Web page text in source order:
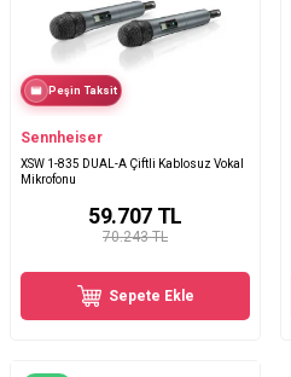
Peşin Taksit
Sennheiser
XSW 1-835 DUAL-A Çiftli Kablosuz Vokal
Mikrofonu
70.243 TL
59.707TL
Sepete Ekle